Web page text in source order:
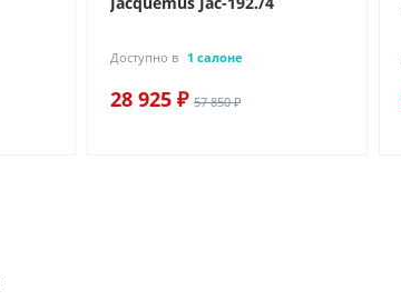
Доступно в 1 салоне
28 925 ₽ 57 850 ₽